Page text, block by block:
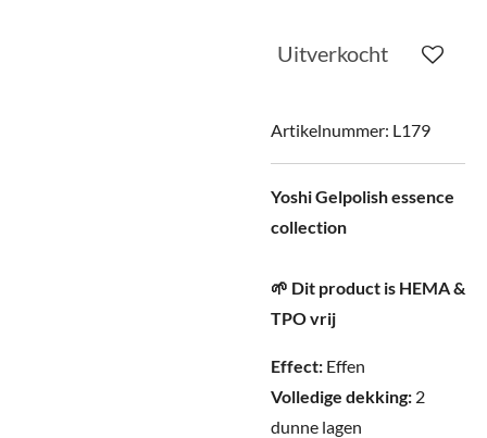
Uitverkocht
Artikelnummer: L179
Yoshi Gelpolish essence
collection
🌱 Dit product is HEMA &
TPO vrij
Effect: Effen
Volledige dekking: 2
dunne lagen